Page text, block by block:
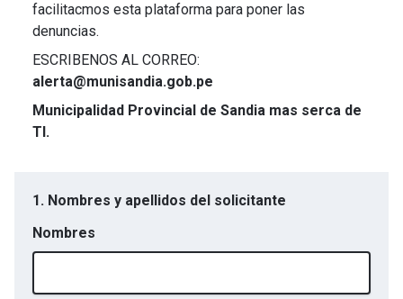
facilitacmos esta plataforma para poner las
denuncias.
ESCRIBENOS AL CORREO:
alerta@munisandia.gob.pe
Municipalidad Provincial de Sandia mas serca de
TI.
1. Nombres y apellidos del solicitante
Nombres